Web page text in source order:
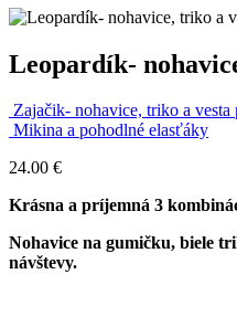
Leopardík-
Zajačik- nohavice, triko a vesta
Mikina a pohodlné elasťáky
24.00 €
Krásna a príjemná 3
Nohavice na gumičku, biele
návštevy.